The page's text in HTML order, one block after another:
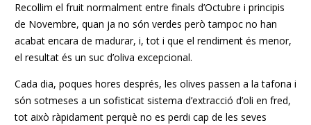
Recollim el fruit normalment entre finals d’Octubre i principis
de Novembre, quan ja no són verdes però tampoc no han
acabat encara de madurar, i, tot i que el rendiment és menor,
el resultat és un suc d’oliva excepcional.
Cada dia, poques hores després, les olives passen a la tafona i
són sotmeses a un sofisticat sistema d’extracció d’oli en fred,
tot això ràpidament perquè no es perdi cap de les seves